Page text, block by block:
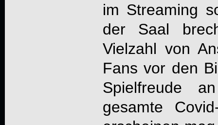
im Streaming
der Saal
Vielzahl von
Fans vor den
Spielfreude
gesamte